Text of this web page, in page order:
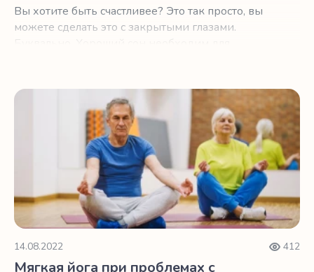
Вы хотите быть счастливее? Это так просто, вы
можете сделать это с закрытыми глазами.
Мягкая йога при проблемах с засыпанием после 60
14.08.2022 412
Мягкая йога при проблемах с